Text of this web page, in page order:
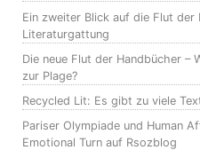
Ein zweiter Blick auf die Flut der
Literaturgattung
Die neue Flut der Handbücher –
zur Plage?
Recycled Lit: Es gibt zu viele
Pariser Olympiade und Human
Emotional Turn auf Rsozblog